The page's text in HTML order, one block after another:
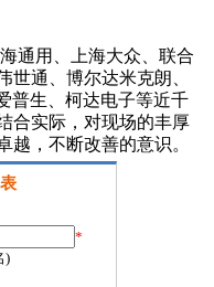
通用、上海大众、联合
世通、博尔达米克朗、
普生、柯达电子等近千
合实际，对现场的丰厚
越，不断改善的意识。
*
)